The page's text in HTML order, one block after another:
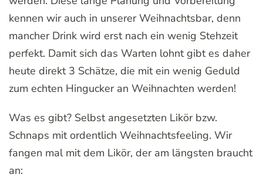
kennen wir auch in unserer Weihnachtsbar, denn
mancher Drink wird erst nach ein wenig Stehzeit
perfekt. Damit sich das Warten lohnt gibt es daher
heute direkt 3 Schätze, die mit ein wenig Geduld
zum echten Hingucker an Weihnachten werden!
Was es gibt? Selbst angesetzten Likör bzw.
Schnaps mit ordentlich Weihnachtsfeeling. Wir
fangen mal mit dem Likör, der am längsten braucht
an: